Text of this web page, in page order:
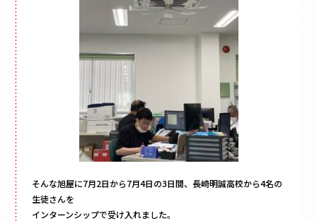
フォト
陶器
メガネ
玩具
電子機器
キーボックス
その他
スライド式
フラップ式
そんな旭屋に7月2日から7月4日の3日間、長崎明誠高校から4名の
生徒さんを
インターンシップで受け入れました。